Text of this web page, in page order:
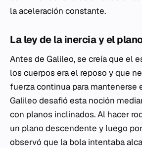
la aceleración constante.
La ley de la inercia y el
Antes de Galileo, se creía que el
los cuerpos era el reposo y que
fuerza continua para mantenerse
Galileo desafió esta noción
con planos inclinados. Al hacer
un plano descendente y luego
observó que la bola intentaba